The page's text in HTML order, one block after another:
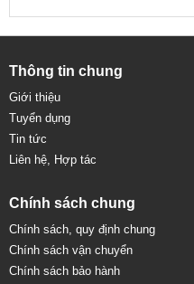
Thông tin chung
Giới thiệu
Tuyển dụng
Tin tức
Liên hệ, Hợp tác
Chính sách chung
Chính sách, quy định chung
Chính sách vận chuyển
Chính sách bảo hành